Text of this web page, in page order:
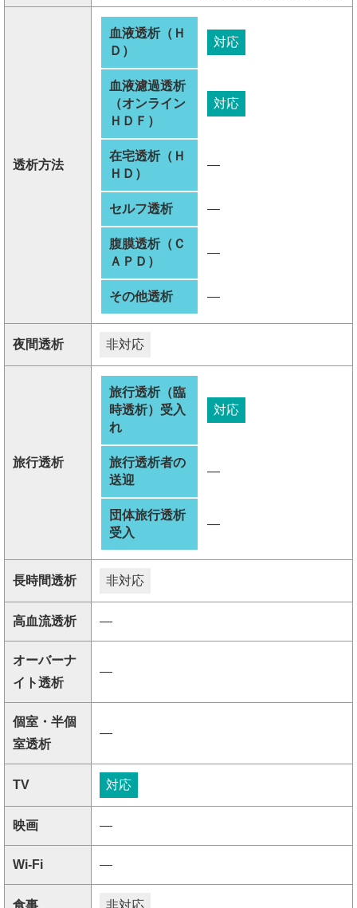
透析方法
血液透析（Ｈ
Ｄ）
対応
血液濾過透析
（オンライン
ＨＤＦ）
対応
在宅透析（Ｈ
ＨＤ）
―
セルフ透析 ―
腹膜透析（Ｃ
ＡＰＤ）
―
その他透析 ―
夜間透析 非対応
旅行透析
旅行透析（臨
時透析）受入
れ
対応
旅行透析者の
送迎
―
団体旅行透析
受入
―
長時間透析 非対応
高血流透析 ―
オーバーナ
イト透析
―
個室・半個
室透析
―
TV 対応
映画 ―
Wi-Fi ―
食事 非対応